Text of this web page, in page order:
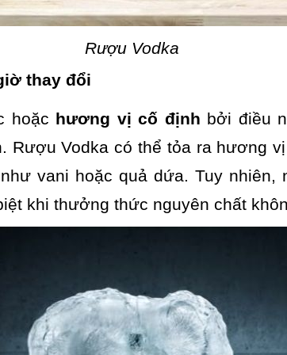
Rượu Vodka
thay đổi
hoặc hương vị cố định bởi điều
Rượu Vodka có thể tỏa ra hương vị
vani hoặc quả dứa. Tuy nhiên,
khi thưởng thức nguyên chất